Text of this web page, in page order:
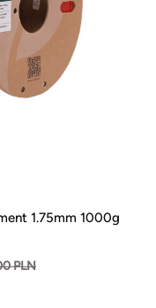
1.75mm 1000g
PLN